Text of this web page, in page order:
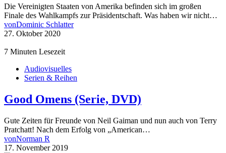
Die Vereinigten Staaten von Amerika befinden sich im großen
Finale des Wahlkampfs zur Präsidentschaft. Was haben wir nicht…
vonDominic Schlatter
27. Oktober 2020
7 Minuten Lesezeit
Audiovisuelles
Serien & Reihen
Good Omens (Serie, DVD)
Gute Zeiten für Freunde von Neil Gaiman und nun auch von Terry
Pratchatt! Nach dem Erfolg von „American…
vonNorman R
17. November 2019